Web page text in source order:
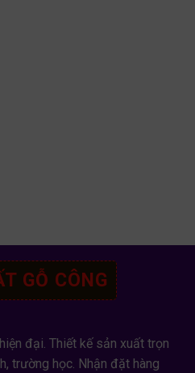
GỖ CÔNG
đại. Thiết kế sản xuất trọn
trường học. Nhận đặt hàng